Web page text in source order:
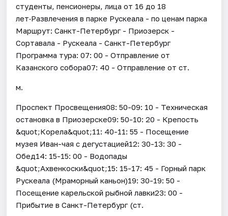
студенты, пенсионеры, лица от 16 до 18
лет·Развлечения в парке Рускеала - по ценам парка
Маршрут: Санкт-Петербург - Приозерск -
Сортавала - Рускеала - Санкт-Петербург
Программа тура: 07: 00 - Отправление от
Казанского собора07: 40 - Отправление от ст.
м.
Проспект Просвещения08: 50-09: 10 - Техническая
остановка в Приозерске09: 50-10: 20 - Крепость
&quot;Корела&quot;11: 40-11: 55 - Посещение
музея Иван-чая с дегустацией12: 30-13: 30 -
Обед14: 15-15: 00 - Водопады
&quot;Ахвенкоски&quot;15: 15-17: 45 - Горный парк
Рускеала (Мраморный каньон)19: 30-19: 50 -
Посещение карельской рыбной лавки23: 00 -
Прибытие в Санкт-Петербург (ст.